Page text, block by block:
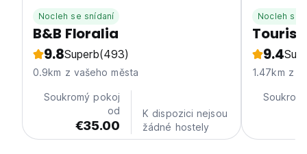
Nocleh se snídaní
B&B Floralia
9.8Superb(493)
0.9km z vašeho města
Soukromý pokoj
od
€35.00
K dispozici nejsou
žádné hostely
Nocleh se
Tourist
9.4
1.47km z